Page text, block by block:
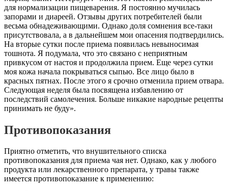
для нормализации пищеварения. Я постоянно мучилась
запорами и диареей. Отзывы других потребителей были
весьма обнадеживающими. Однако доля сомнения все-таки
присутствовала, а в дальнейшем мои опасения подтвердились.
На вторые сутки после приема появилась невыносимая
тошнота. Я подумала, что это связано с неприятным
привкусом от настоя и продолжила прием. Еще через сутки
моя кожа начала покрываться сыпью. Все лицо было в
красных пятнах. После этого я срочно отменила прием отвара.
Следующая неделя была посвящена избавлению от
последствий самолечения. Больше никакие народные рецепты
принимать не буду».
Противопоказания
Приятно отметить, что внушительного списка
противопоказания для приема чая нет. Однако, как у любого
продукта или лекарственного препарата, у травы также
имеется противопоказание к применению: